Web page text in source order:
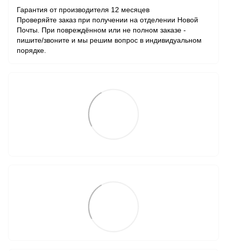
Гарантия от производителя 12 месяцев
Проверяйте заказ при получении на отделении Новой
Почты. При повреждённом или не полном заказе -
пишите/звоните и мы решим вопрос в индивидуальном
порядке.